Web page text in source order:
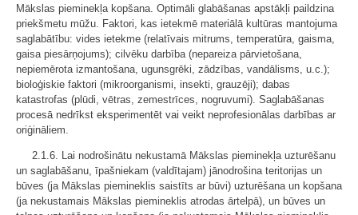
Mākslas pieminekļa kopšana. Optimāli glabāšanas apstākļi paildzina
priekšmetu mūžu. Faktori, kas ietekmē materiālā kultūras mantojuma
saglabātību: vides ietekme (relatīvais mitrums, temperatūra, gaisma,
gaisa piesārņojums); cilvēku darbība (nepareiza pārvietošana,
nepiemērota izmantošana, ugunsgrēki, zādzības, vandālisms, u.c.);
bioloģiskie faktori (mikroorganismi, insekti, grauzēji); dabas
katastrofas (plūdi, vētras, zemestrīces, nogruvumi). Saglabāšanas
procesā nedrīkst eksperimentēt vai veikt neprofesionālas darbības ar
oriģināliem.
2.1.6. Lai nodrošinātu nekustamā Mākslas pieminekļa uzturēšanu
un saglabāšanu, īpašniekam (valdītajam) jānodrošina teritorijas un
būves (ja Mākslas piemineklis saistīts ar būvi) uzturēšana un kopšana
(ja nekustamais Mākslas piemineklis atrodas ārtelpā), un būves un